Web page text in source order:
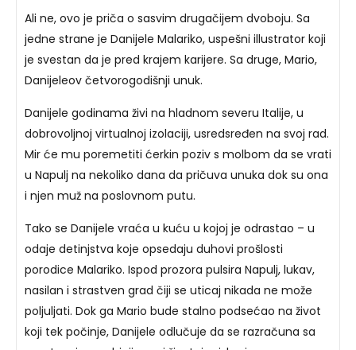
Ali ne, ovo je priča o sasvim drugačijem dvoboju. Sa
jedne strane je Danijele Malariko, uspešni illustrator koji
je svestan da je pred krajem karijere. Sa druge, Mario,
Danijeleov četvorogodišnji unuk.
Danijele godinama živi na hladnom severu Italije, u
dobrovoljnoj virtualnoj izolaciji, usredsređen na svoj rad.
Mir će mu poremetiti ćerkin poziv s molbom da se vrati
u Napulj na nekoliko dana da pričuva unuka dok su ona
i njen muž na poslovnom putu.
Tako se Danijele vraća u kuću u kojoj je odrastao – u
odaje detinjstva koje opsedaju duhovi prošlosti
porodice Malariko. Ispod prozora pulsira Napulj, lukav,
nasilan i strastven grad čiji se uticaj nikada ne može
poljuljati. Dok ga Mario bude stalno podsećao na život
koji tek počinje, Danijele odlučuje da se razračuna sa